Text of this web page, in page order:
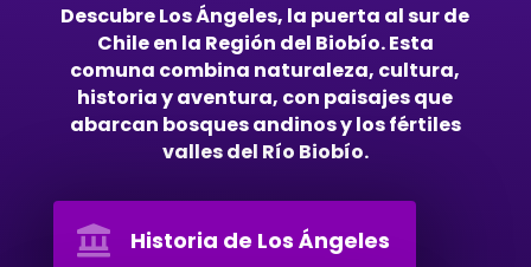
Descubre Los Ángeles, la puerta al sur de
Chile en la Región del Biobío. Esta
comuna combina naturaleza, cultura,
historia y aventura, con paisajes que
abarcan bosques andinos y los fértiles
valles del Río Biobío.
 Historia de Los Ángeles